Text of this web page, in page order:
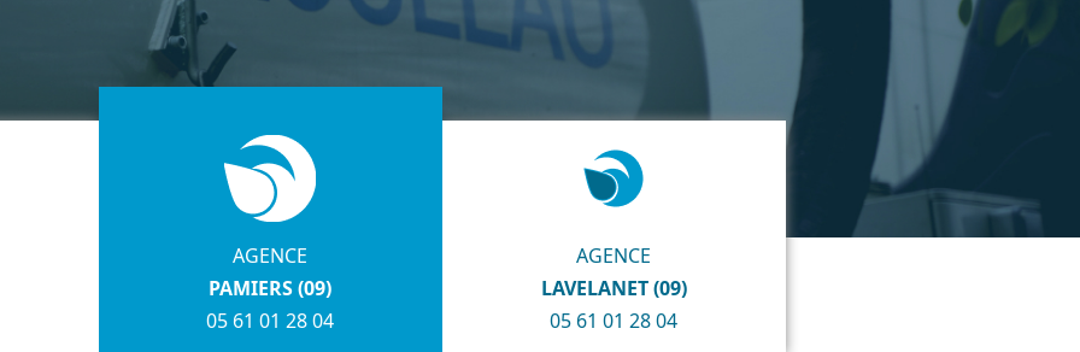
AGENCE
PAMIERS (09)
05 61 01 28 04
AGENCE
LAVELANET (09)
05 61 01 28 04